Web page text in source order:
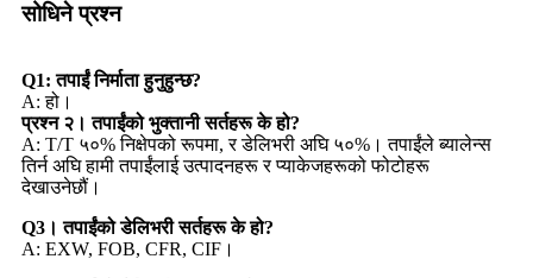
सोधिने प्रश्न
Q1: तपाईं निर्माता हुनुहुन्छ?
A: हो।
प्रश्न २। तपाईंको भुक्तानी सर्तहरू के हो?
A: T/T ५०% निक्षेपको रूपमा, र डेलिभरी अघि ५०%। तपाईंले ब्यालेन्स
तिर्न अघि हामी तपाईंलाई उत्पादनहरू र प्याकेजहरूको फोटोहरू
देखाउनेछौं।
Q3। तपाईंको डेलिभरी सर्तहरू के हो?
A: EXW, FOB, CFR, CIF।